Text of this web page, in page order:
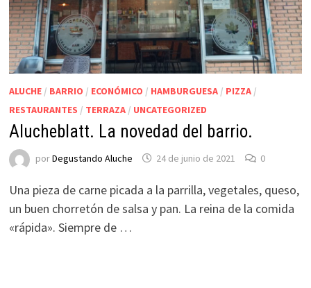
ALUCHE/ BARRIO / ECONÓMICO / HAMBURGUESA/ PIZZA/
RESTAURANTES / TERRAZA/ UNCATEGORIZED
Alucheblatt. La novedad del barrio.
porDegustando Aluche 24 de junio de 2021 0
Una pieza de carne picada a la parrilla, vegetales, queso,
un buen chorretón de salsa y pan. La reina de la comida
«rápida». Siempre de …